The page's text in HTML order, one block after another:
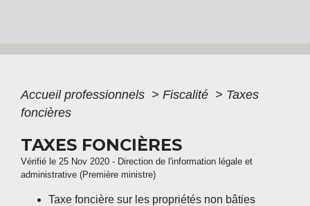
Accueil professionnels > Fiscalité > Taxes
foncières
TAXES FONCIÈRES
Vérifié le 25 Nov 2020 - Direction de l'information légale et
administrative (Première ministre)
Taxe foncière sur les propriétés non bâties